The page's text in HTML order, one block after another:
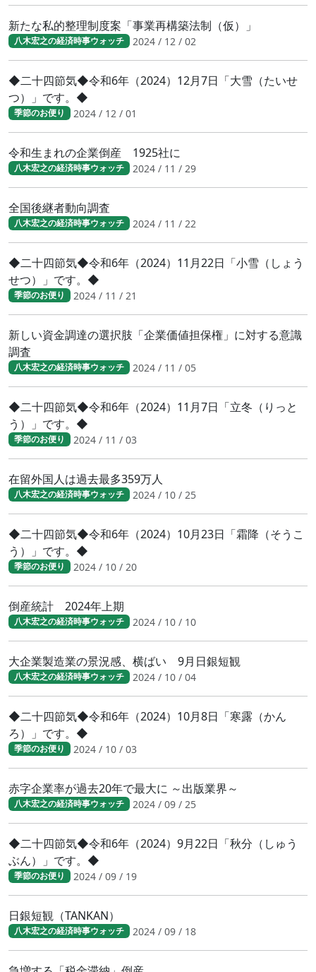
新たな私的整理制度案「事業再構築法制（仮）」
八木宏之の経済時事ウォッチ 2024 / 12 / 02
◆二十四節気◆令和6年（2024）12月7日「大雪（たいせ
つ）」です。◆
季節のお便り 2024 / 12 / 01
令和生まれの企業倒産 1925社に
八木宏之の経済時事ウォッチ 2024 / 11 / 29
全国後継者動向調査
八木宏之の経済時事ウォッチ 2024 / 11 / 22
◆二十四節気◆令和6年（2024）11月22日「小雪（しょう
せつ）」です。◆
季節のお便り 2024 / 11 / 21
新しい資金調達の選択肢「企業価値担保権」に対する意識
調査
八木宏之の経済時事ウォッチ 2024 / 11 / 05
◆二十四節気◆令和6年（2024）11月7日「立冬（りっと
う）」です。◆
季節のお便り 2024 / 11 / 03
在留外国人は過去最多359万人
八木宏之の経済時事ウォッチ 2024 / 10 / 25
◆二十四節気◆令和6年（2024）10月23日「霜降（そうこ
う）」です。◆
季節のお便り 2024 / 10 / 20
倒産統計 2024年上期
八木宏之の経済時事ウォッチ 2024 / 10 / 10
大企業製造業の景況感、横ばい 9月日銀短観
八木宏之の経済時事ウォッチ 2024 / 10 / 04
◆二十四節気◆令和6年（2024）10月8日「寒露（かん
ろ）」です。◆
季節のお便り 2024 / 10 / 03
赤字企業率が過去20年で最大に ～出版業界～
八木宏之の経済時事ウォッチ 2024 / 09 / 25
◆二十四節気◆令和6年（2024）9月22日「秋分（しゅう
ぶん）」です。◆
季節のお便り 2024 / 09 / 19
日銀短観（TANKAN）
八木宏之の経済時事ウォッチ 2024 / 09 / 18